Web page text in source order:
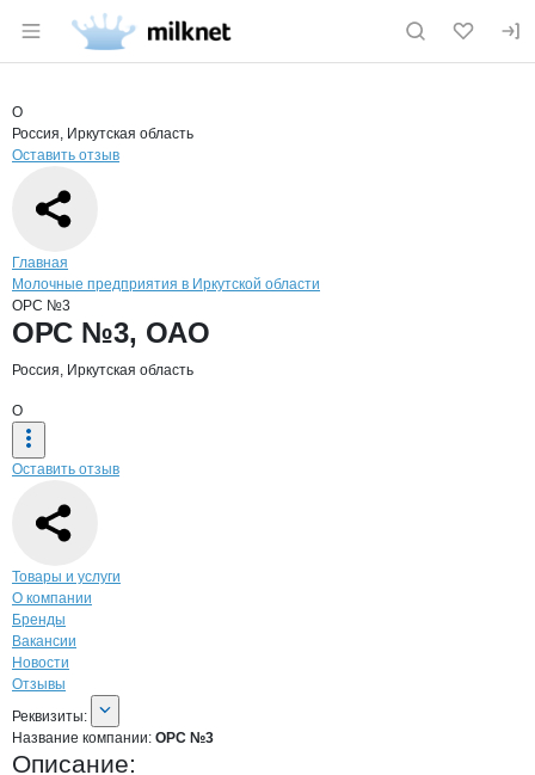
Раздел навигации по сайту milknet.ru
Страница компании
Страница компании
Краткая информация о компании
О
Россия, Иркутская область
Оставить отзыв
Навигация по сайту
Главная
Молочные предприятия в Иркутской области
ОРС №3
Основная информация о компании
ОРС №3, ОАО
Россия, Иркутская область
О
Оставить отзыв
Навигация по странице
Товары и услуги
О компании
Бренды
Вакансии
Новости
Отзывы
О компании
Реквизиты
Реквизиты:
Название компании: ОРС №3
Описание: